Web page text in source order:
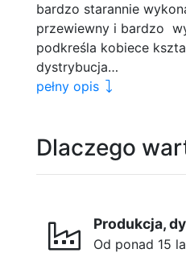
bardzo starannie
przewiewny i bardzo
podkreśla kobiece
dystrybucja…
pełny opis
Dlaczego
Produkcja,
Od ponad 15